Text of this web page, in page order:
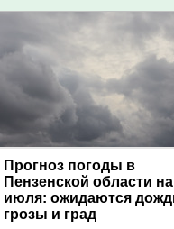
Прогноз погоды в
Пензенской области
июля: ожидаются
грозы и град